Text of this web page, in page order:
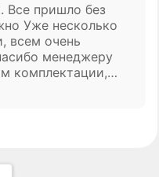
Все пришло без
Уже несколько
всем очень
менеджеру
комплектации,
кайфом короче!